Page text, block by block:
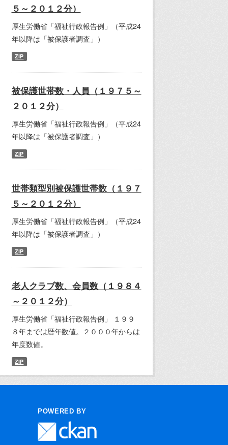
５～２０１２分）
厚生労働省「福祉行政報告例」（平成24
年以降は「被保護者調査」）
ZIP
被保護世帯数・人員（１９７５～
２０１２分）
厚生労働省「福祉行政報告例」（平成24
年以降は「被保護者調査」）
ZIP
世帯類型別被保護世帯数（１９７
５～２０１２分）
厚生労働省「福祉行政報告例」（平成24
年以降は「被保護者調査」）
ZIP
老人クラブ数、会員数（１９８４
～２０１２分）
厚生労働省「福祉行政報告例」 １９９
８年までは暦年数値。２０００年からは
年度数値。
ZIP
POWERED BY